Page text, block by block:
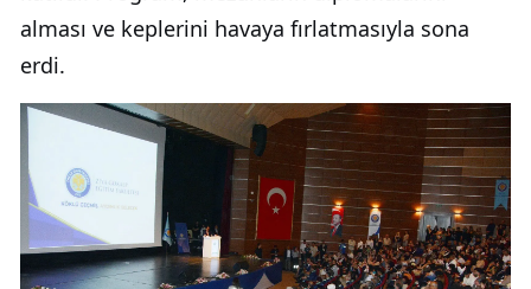
alması ve keplerini havaya fırlatmasıyla sona
erdi.